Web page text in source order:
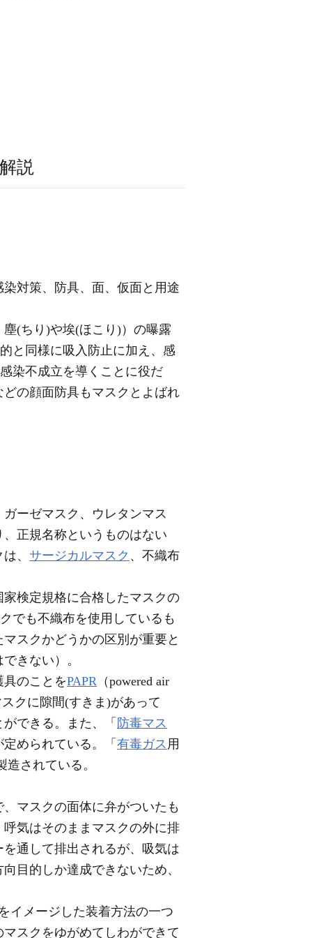
説
対策、防具、面、仮面と用途
塵(ちり)や埃(ほこり)）の曝露
と同様に吸入防止に加え、感
染不成立を導くことに役だ
の顔面防具もマスクとよばれ
ーゼマスク、ウレタンマス
正規名称というものはない
、 サージカルマスク 、不織布
家検定規格に合格したマスクの
でも不織布を使用しているも
スクかどうかの区別が重要と
きない）。
のことをPAPR （powered air
クに隙間(すきま)があって
できる。また、「 防毒マス
められている。「 有毒ガス用
されている。
マスクの面体に弁がついたも
気はそのままマスクの外に排
通して排出されるが、吸気は
目的しか達成できないため、
イメージした装着方法の一つ
スクをゆがめてしわができて